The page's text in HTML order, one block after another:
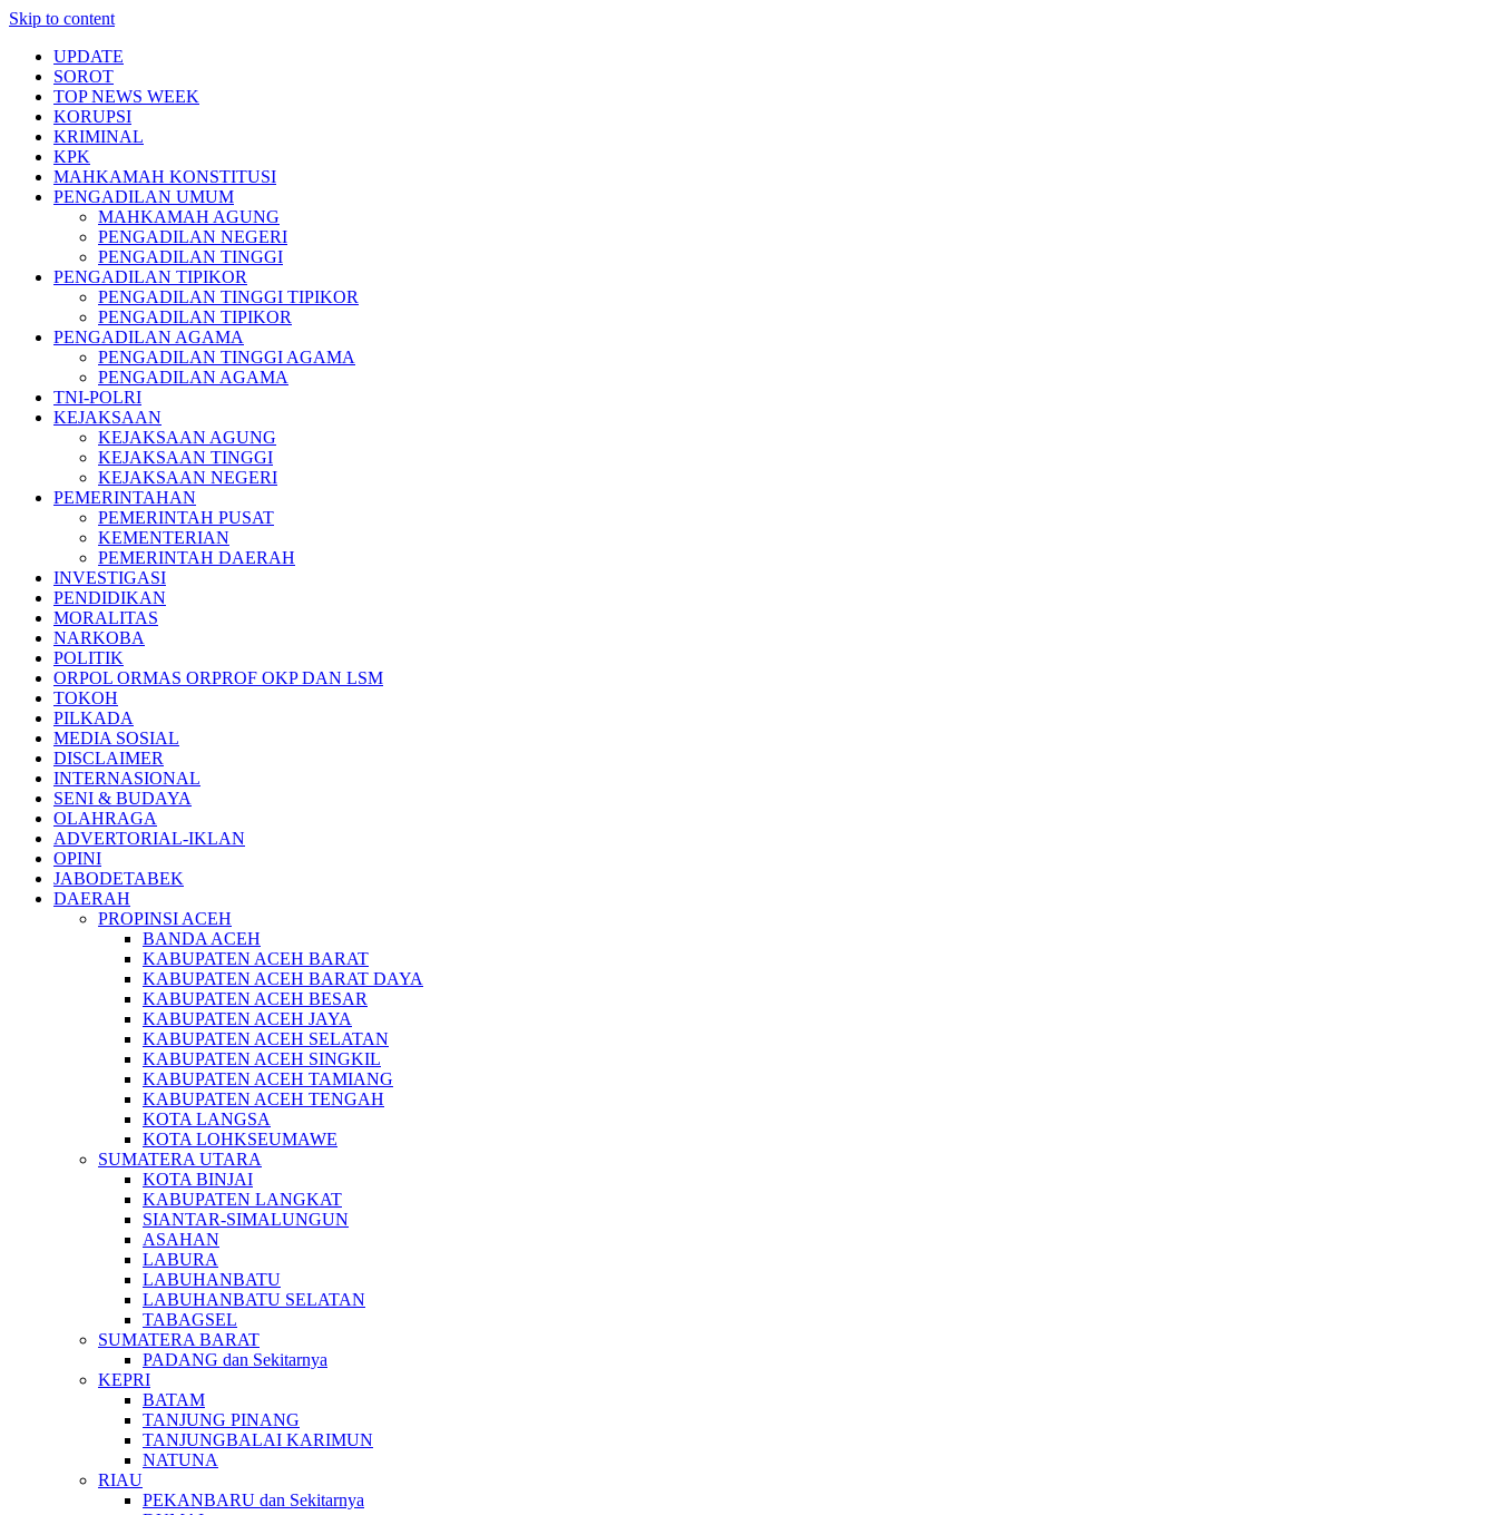
Skip to content
UPDATE
SOROT
TOP NEWS WEEK
KORUPSI
KRIMINAL
KPK
MAHKAMAH KONSTITUSI
PENGADILAN UMUM
MAHKAMAH AGUNG
PENGADILAN NEGERI
PENGADILAN TINGGI
PENGADILAN TIPIKOR
PENGADILAN TINGGI TIPIKOR
PENGADILAN TIPIKOR
PENGADILAN AGAMA
PENGADILAN TINGGI AGAMA
PENGADILAN AGAMA
TNI-POLRI
KEJAKSAAN
KEJAKSAAN AGUNG
KEJAKSAAN TINGGI
KEJAKSAAN NEGERI
PEMERINTAHAN
PEMERINTAH PUSAT
KEMENTERIAN
PEMERINTAH DAERAH
INVESTIGASI
PENDIDIKAN
MORALITAS
NARKOBA
POLITIK
ORPOL ORMAS ORPROF OKP DAN LSM
TOKOH
PILKADA
MEDIA SOSIAL
DISCLAIMER
INTERNASIONAL
SENI & BUDAYA
OLAHRAGA
ADVERTORIAL-IKLAN
OPINI
JABODETABEK
DAERAH
PROPINSI ACEH
BANDA ACEH
KABUPATEN ACEH BARAT
KABUPATEN ACEH BARAT DAYA
KABUPATEN ACEH BESAR
KABUPATEN ACEH JAYA
KABUPATEN ACEH SELATAN
KABUPATEN ACEH SINGKIL
KABUPATEN ACEH TAMIANG
KABUPATEN ACEH TENGAH
KOTA LANGSA
KOTA LOHKSEUMAWE
SUMATERA UTARA
KOTA BINJAI
KABUPATEN LANGKAT
SIANTAR-SIMALUNGUN
ASAHAN
LABURA
LABUHANBATU
LABUHANBATU SELATAN
TABAGSEL
SUMATERA BARAT
PADANG dan Sekitarnya
KEPRI
BATAM
TANJUNG PINANG
TANJUNGBALAI KARIMUN
NATUNA
RIAU
PEKANBARU dan Sekitarnya